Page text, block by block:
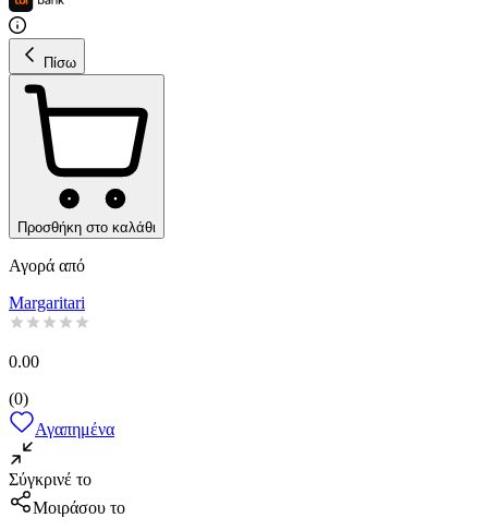
Πίσω
Προσθήκη στο καλάθι
Αγορά από
Margaritari
0.00
(0)
Αγαπημένα
Σύγκρινέ το
Μοιράσου το